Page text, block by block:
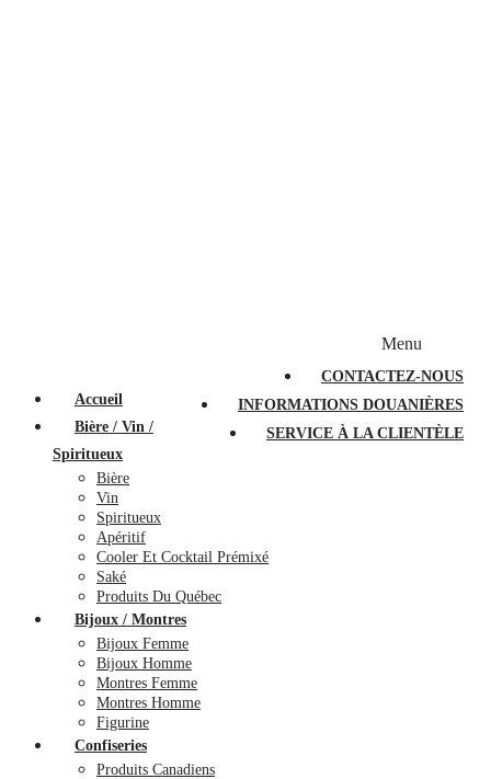
CONTACTEZ-NOUS
INFORMATIONS DOUANIÈRES
SERVICE À LA CLIENTÈLE
Menu
Accueil
Bière / Vin /
Spiritueux
Bière
Vin
Spiritueux
Apéritif
Cooler Et Cocktail Prémixé
Saké
Produits Du Québec
Bijoux / Montres
Bijoux Femme
Bijoux Homme
Montres Femme
Montres Homme
Figurine
Confiseries
Produits Canadiens